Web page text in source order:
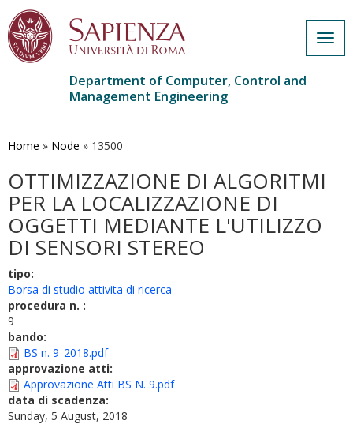
main
Department of Computer, Control and
Management Engineering
Home » Node » 13500
OTTIMIZZAZIONE DI ALGORITMI
PER LA LOCALIZZAZIONE DI
OGGETTI MEDIANTE L'UTILIZZO
DI SENSORI STEREO
tipo:
Borsa di studio attivita di ricerca
procedura n. :
9
bando:
BS n. 9_2018.pdf
approvazione atti:
Approvazione Atti BS N. 9.pdf
data di scadenza:
Sunday, 5 August, 2018